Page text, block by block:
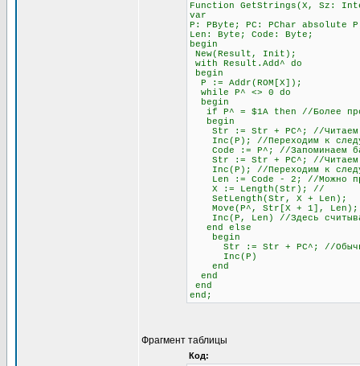
Function GetStrings(X, Sz:
var
P: PByte; PC: PChar absolute
Len: Byte; Code: Byte;
begin
New(Result, Init);
with Result.Add^ do
begin
P := Addr(ROM[X]);
while P^ <> 0 do
begin
if P^ = $1A then //Более
begin
Str := Str + PC^; //Читаем
Inc(P); //Переходим к
Code := P^; //Запоминаем
Str := Str + PC^; //Читаем
Inc(P); //Переходим к
Len := Code - 2; //Можно
X := Length(Str); //
SetLength(Str, X +
Move(P^, Str[X + 1],
Inc(P, Len) //Здесь
end else
begin
Str := Str + PC^; //Обычное
Inc(P)
end
end
end
end;
Фрагмент таблицы
Код: